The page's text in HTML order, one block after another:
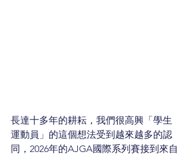
長達十多年的耕耘，我們很高興「學生
運動員」的這個想法受到越來越多的認
同，2026年的AJGA國際系列賽接到來自